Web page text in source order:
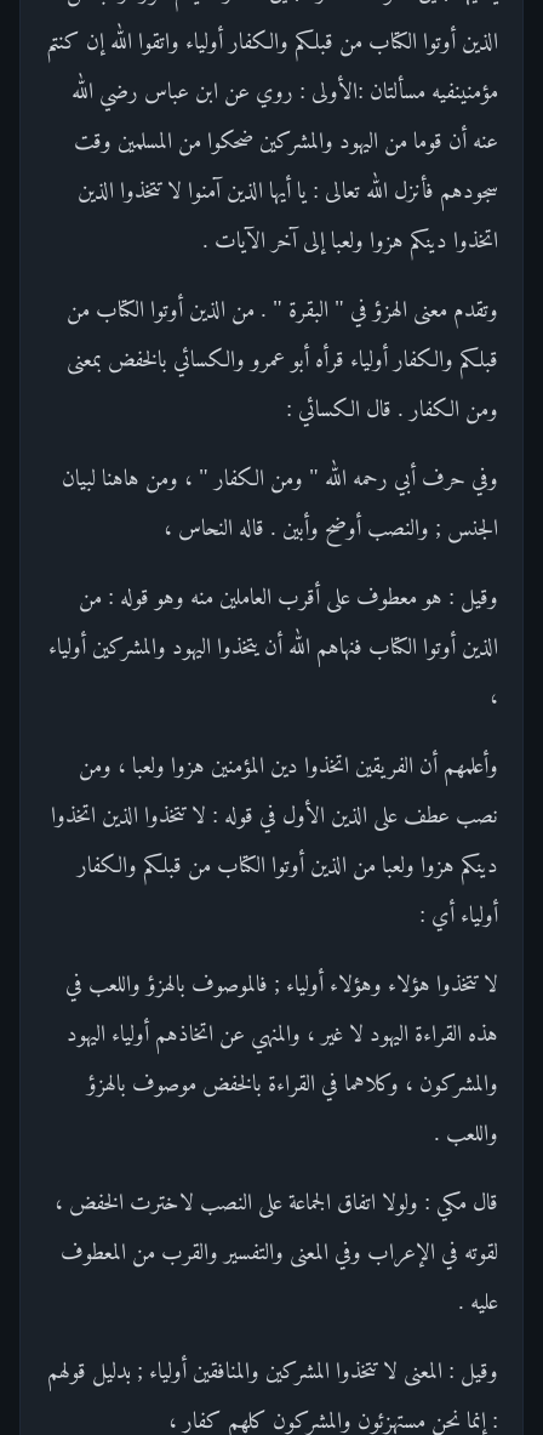
الذين أوتوا الكتاب من قبلكم والكفار أولياء واتقوا الله إن كنتم
مؤمنينفيه مسألتان :الأولى : روي عن ابن عباس رضي الله
عنه أن قوما من اليهود والمشركين ضحكوا من المسلمين وقت
سجودهم فأنزل الله تعالى : يا أيها الذين آمنوا لا تتخذوا الذين
اتخذوا دينكم هزوا ولعبا إلى آخر الآيات .
وتقدم معنى الهزؤ في " البقرة " . من الذين أوتوا الكتاب من
قبلكم والكفار أولياء قرأه أبو عمرو والكسائي بالخفض بمعنى
ومن الكفار . قال الكسائي :
وفي حرف أبي رحمه الله " ومن الكفار " ، ومن هاهنا لبيان
الجنس ; والنصب أوضح وأبين . قاله النحاس ،
وقيل : هو معطوف على أقرب العاملين منه وهو قوله : من
الذين أوتوا الكتاب فنهاهم الله أن يتخذوا اليهود والمشركين أولياء
،
وأعلمهم أن الفريقين اتخذوا دين المؤمنين هزوا ولعبا ، ومن
نصب عطف على الذين الأول في قوله : لا تتخذوا الذين اتخذوا
دينكم هزوا ولعبا من الذين أوتوا الكتاب من قبلكم والكفار
أولياء أي :
لا تتخذوا هؤلاء وهؤلاء أولياء ; فالموصوف بالهزؤ واللعب في
هذه القراءة اليهود لا غير ، والمنهي عن اتخاذهم أولياء اليهود
والمشركون ، وكلاهما في القراءة بالخفض موصوف بالهزؤ
واللعب .
قال مكي : ولولا اتفاق الجماعة على النصب لاخترت الخفض ،
لقوته في الإعراب وفي المعنى والتفسير والقرب من المعطوف
عليه .
وقيل : المعنى لا تتخذوا المشركين والمنافقين أولياء ; بدليل قولهم
: إنما نحن مستهزئون والمشركون كلهم كفار ،